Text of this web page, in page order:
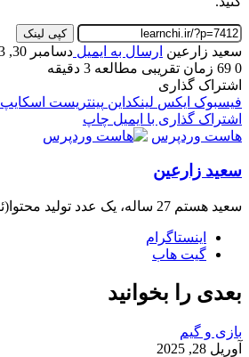
کپی لینک
سعید زارعین ارسال به ایمیل دسامبر 30, 2023
0
زمان تقریبی مطالعه 3 دقیقه
اشتراک گذاری
فیسبوک ایکس لینکداین پینتریست اسکایپ
اشتراک گذاری با ایمیل چاپ
هاست وردپرس
سعید زارعین
سعید هستم 27 ساله، یک عدد تولید محتوا(ئر) خلاق :)))
اینستاگرام
گیت ‌هاب
بعدی را بخوانید
بازی و گیم
آوریل 28, 2025